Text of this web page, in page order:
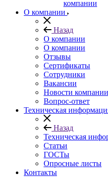
компании
О компании
Назад
О компании
О компании
Отзывы
Сертификаты
Сотрудники
Вакансии
Новости компании
Вопрос-ответ
Техническая
Назад
Техническая
Статьи
ГОСТы
Опросные листы
Контакты